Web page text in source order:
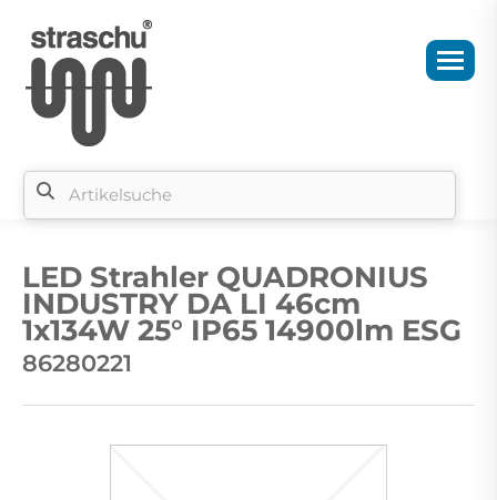
LED Strahler QUADRONIUS
INDUSTRY DA LI 46cm
1x134W 25° IP65 14900lm ESG
86280221